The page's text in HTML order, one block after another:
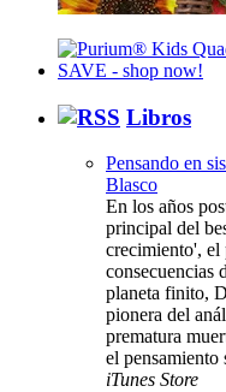
Libros
Pensando en
Blasco
En los años
principal del
crecimiento', el
consecuencias
planeta finito,
pionera del
prematura
el
iTunes Store